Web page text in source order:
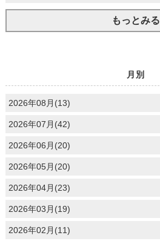
もっとみる
月別
2026年08月(13)
2026年07月(42)
2026年06月(20)
2026年05月(20)
2026年04月(23)
2026年03月(19)
2026年02月(11)